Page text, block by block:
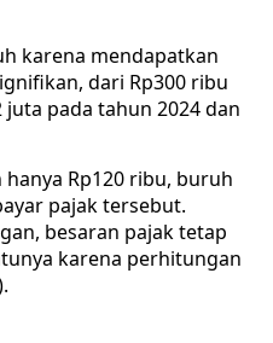
karena mendapatkan
dari Rp300 ribu
pada tahun 2024 dan
Rp120 ribu, buruh
pajak tersebut.
besaran pajak tetap
karena perhitungan